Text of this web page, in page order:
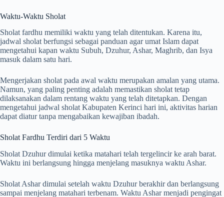
Waktu-Waktu Sholat
Sholat fardhu memiliki waktu yang telah ditentukan. Karena itu,
jadwal sholat berfungsi sebagai panduan agar umat Islam dapat
mengetahui kapan waktu Subuh, Dzuhur, Ashar, Maghrib, dan Isya
masuk dalam satu hari.
Mengerjakan sholat pada awal waktu merupakan amalan yang utama.
Namun, yang paling penting adalah memastikan sholat tetap
dilaksanakan dalam rentang waktu yang telah ditetapkan. Dengan
mengetahui jadwal sholat Kabupaten Kerinci hari ini, aktivitas harian
dapat diatur tanpa mengabaikan kewajiban ibadah.
Sholat Fardhu Terdiri dari 5 Waktu
Sholat Dzuhur dimulai ketika matahari telah tergelincir ke arah barat.
Waktu ini berlangsung hingga menjelang masuknya waktu Ashar.
Sholat Ashar dimulai setelah waktu Dzuhur berakhir dan berlangsung
sampai menjelang matahari terbenam. Waktu Ashar menjadi pengingat